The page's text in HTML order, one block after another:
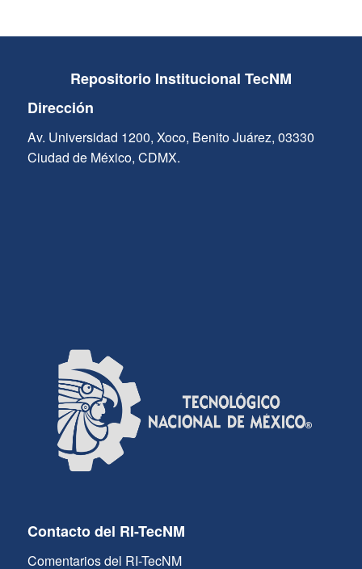
Repositorio Institucional TecNM
Dirección
Av. Universidad 1200, Xoco, Benito Juárez, 03330
Ciudad de México, CDMX.
Contacto del RI-TecNM
Comentarios del RI-TecNM